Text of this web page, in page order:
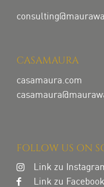
CASAMAURA
casamaura.com
FOLLOW US ON
Link zu
Link zu Facebook